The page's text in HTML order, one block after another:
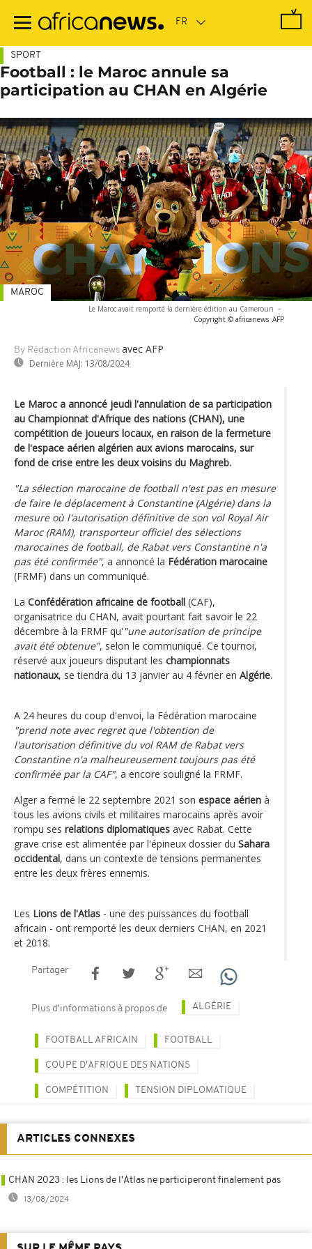
contenu
SPORT
Football : le Maroc annule sa
participation au CHAN en Algérie
Le Maroc avait remporté la dernière édition au Cameroun -
Copyright © africanews AFP
By Rédaction Africanews avec AFP
Dernière MAJ: 13/08/2024
MAROC
Le Maroc a annoncé jeudi l'annulation de sa participation
au Championnat d'Afrique des nations (CHAN), une
compétition de joueurs locaux, en raison de la fermeture
de l'espace aérien algérien aux avions marocains, sur
fond de crise entre les deux voisins du Maghreb.
"La sélection marocaine de football n'est pas en mesure
de faire le déplacement à Constantine (Algérie) dans la
mesure où l'autorisation définitive de son vol Royal Air
Maroc (RAM), transporteur officiel des sélections
marocaines de football, de Rabat vers Constantine n'a
pas été confirmée", a annoncé la Fédération marocaine
(FRMF) dans un communiqué.
La Confédération africaine de football (CAF),
organisatrice du CHAN, avait pourtant fait savoir le 22
décembre à la FRMF qu' "une autorisation de principe
avait été obtenue", selon le communiqué. Ce tournoi,
réservé aux joueurs disputant les championnats
nationaux, se tiendra du 13 janvier au 4 février en Algérie.
A 24 heures du coup d'envoi, la Fédération marocaine
"prend note avec regret que l'obtention de
l'autorisation définitive du vol RAM de Rabat vers
Constantine n'a malheureusement toujours pas été
confirmée par la CAF", a encore souligné la FRMF.
Alger a fermé le 22 septembre 2021 son espace aérien à
tous les avions civils et militaires marocains après avoir
rompu ses relations diplomatiques avec Rabat. Cette
grave crise est alimentée par l'épineux dossier du Sahara
occidental, dans un contexte de tensions permanentes
entre les deux frères ennemis.
Les Lions de l'Atlas - une des puissances du football
africain - ont remporté les deux derniers CHAN, en 2021
et 2018.
Partager
Plus d'informations à propos de ALGÉRIE
FOOTBALL AFRICAIN FOOTBALL
COUPE D'AFRIQUE DES NATIONS
COMPÉTITION TENSION DIPLOMATIQUE
ARTICLES CONNEXES
CHAN 2023 : les Lions de l'Atlas ne participeront finalement pas
13/08/2024